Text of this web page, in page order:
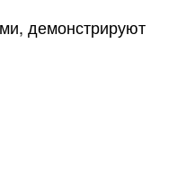
демонстрируют